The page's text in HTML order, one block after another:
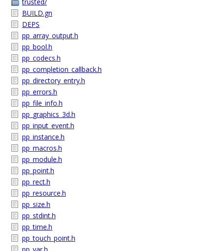
BUILD.gn
DEPS
pp_array_output.h
pp_bool.h
pp_codecs.h
pp_completion_callback.h
pp_directory_entry.h
pp_errors.h
pp_file_info.h
pp_graphics_3d.h
pp_input_event.h
pp_instance.h
pp_macros.h
pp_module.h
pp_point.h
pp_rect.h
pp_resource.h
pp_size.h
pp_stdint.h
pp_time.h
pp_touch_point.h